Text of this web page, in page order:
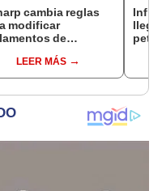
cambia reglas
modificar
de
ahorrar en
notariales
LEER MÁS
llega